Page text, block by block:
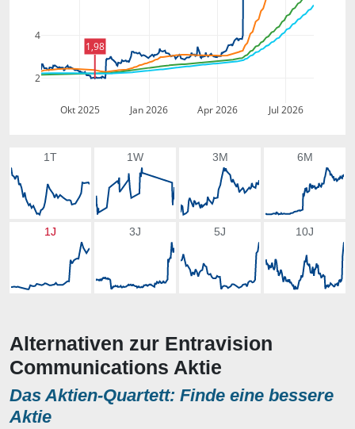
Okt 2025 Jan 2026 Apr 2026 Jul 2026
2
4
1,98
1T 1W 3M 6M
1J 3J 5J 10J
Alternativen zur Entravision
Communications Aktie
Das Aktien-Quartett: Finde eine bessere
Aktie